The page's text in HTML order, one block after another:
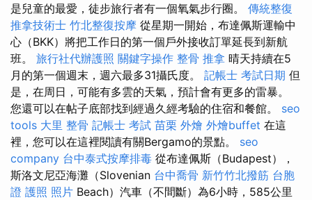
是兒童的最愛，徒步旅行者有一個氧氣步行圈。 傳統整復
推拿技術士 竹北整復按摩 從星期一開始，布達佩斯運輸中
心（BKK）將把工作日的第一個戶外接收訂單延長到新航
班。 旅行社代辦護照 關鍵字操作 整骨 推拿 晴天持續在5
月的第一個週末，週六最多31攝氏度。 記帳士 考試日期 但
是，在周日，可能有多雲的天氣，預計會有更多的雷暴。
您還可以在帖子底部找到經過久經考驗的住宿和餐館。 seo
tools 大里 整骨 記帳士 考試 苗栗 外燴 外燴buffet 在這
裡，您可以在這裡閱讀有關Bergamo的景點。 seo
company 台中泰式按摩排毒 從布達佩斯（Budapest），
斯洛文尼亞海灘（Slovenian 台中喬骨 新竹竹北撥筋 台胞
證 護照 照片 Beach）汽車（不間斷）為6小時，585公里